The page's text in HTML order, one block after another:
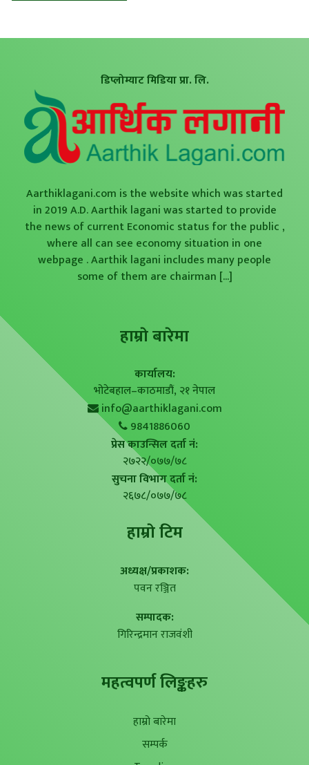
डिप्लोम्याट मिडिया प्रा. लि.
Aarthiklagani.com is the website which was started
in 2019 A.D. Aarthik lagani was started to provide
the news of current Economic status for the public ,
where all can see economy situation in one
webpage . Aarthik lagani includes many people
some of them are chairman [...]
हाम्राे बारेमा
कार्यालय:
भोटेबहाल–काठमाडौं, २१ नेपाल
info@aarthiklagani.com
9841886060
प्रेस काउन्सिल दर्ता नं:
२७२२/०७७/७८
सुचना विभाग दर्ता नं:
२६७८/०७७/७८
हाम्राे टिम
अध्यक्ष/प्रकाशक:
पवन रञ्जित
सम्पादक:
गिरिन्द्रमान राजवंशी
महत्वपर्ण लिङ्कहरु
हाम्रो बारेमा
सम्पर्क